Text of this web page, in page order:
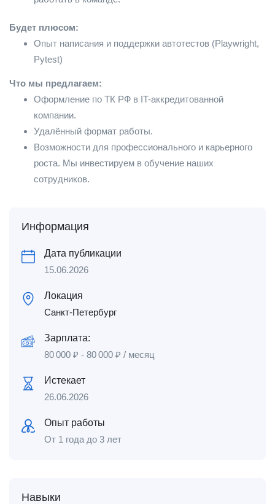
Будет плюсом:
Опыт написания и поддержки автотестов (Playwright,
Pytest)
Что мы предлагаем:
Оформление по ТК РФ в IT-аккредитованной
компании.
Удалённый формат работы.
Возможности для профессионального и карьерного
роста. Мы инвестируем в обучение наших
сотрудников.
Информация
Дата публикации
15.06.2026
Локация
Санкт-Петербург
Зарплата:
80 000 ₽ - 80 000 ₽ / месяц
Истекает
26.06.2026
Опыт работы
От 1 года до 3 лет
Навыки